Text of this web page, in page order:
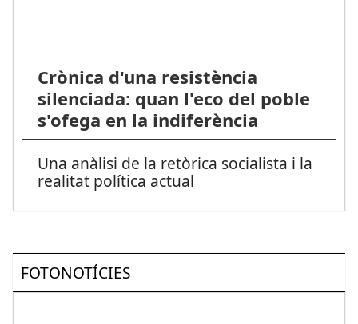
Crònica d'una resistència
silenciada: quan l'eco del poble
s'ofega en la indiferència
Una anàlisi de la retòrica socialista i la
realitat política actual
FOTONOTÍCIES